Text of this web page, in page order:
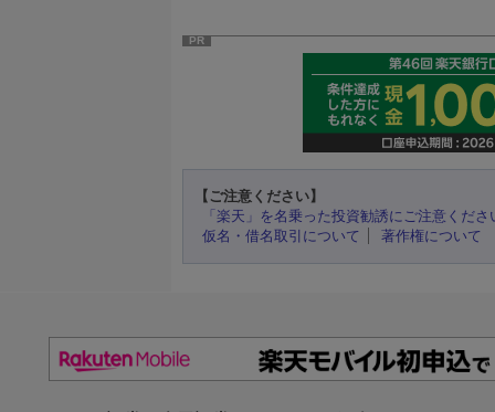
PR
【ご注意ください】
「楽天」を名乗った投資勧誘にご注意くださ
仮名・借名取引について
著作権について